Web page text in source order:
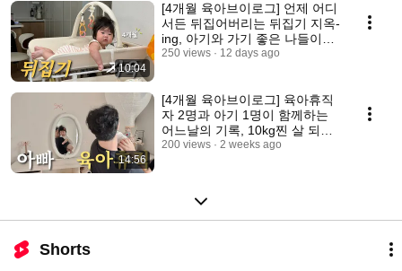
10:04
[4개월 육아브이로그] 언제 어디
서든 뒤집어버리는 뒤집기 지옥-
ing, 아기와 가기 좋은 나들이장
소, 아기와 외출하기, 육아휴직
250 views 12 days ago
14:56
[4개월 육아브이로그] 육아휴직
자 2명과 아기 1명이 함께하는
어느날의 기록, 10kg찐 살 되돌
리기 프로젝트
200 views 2 weeks ago
Shorts